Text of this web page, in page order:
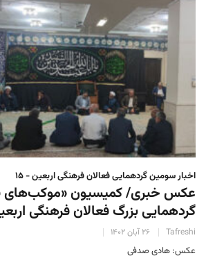
اخبار سومین گردهمایی فعالان فرهنگی اربعین - ۱۵
عکس خبری/ کمیسیون «موکب‌های
گردهمایی بزرگ فعالان فرهنگی
Tafreshi ۲۶ آبان ۱۴۰۲
عکس: هادی صدفی